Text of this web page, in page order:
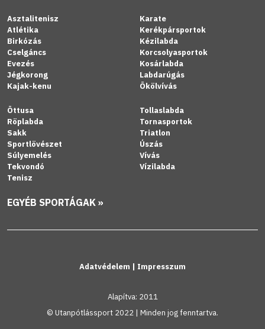
Asztalitenisz
Atlétika
Birkózás
Cselgáncs
Evezés
Jégkorong
Kajak-kenu
Karate
Kerékpársportok
Kézilabda
Korcsolyasportok
Kosárlabda
Labdarúgás
Ökölvívás
Öttusa
Röplabda
Sakk
Sportlövészet
Súlyemelés
Tekvondó
Tenisz
Tollaslabda
Tornasportok
Triatlon
Úszás
Vívás
Vízilabda
EGYÉB SPORTÁGAK »
Adatvédelem | Impresszum
Alapítva: 2011
© Utanpótlássport 2022 | Minden jog fenntartva.